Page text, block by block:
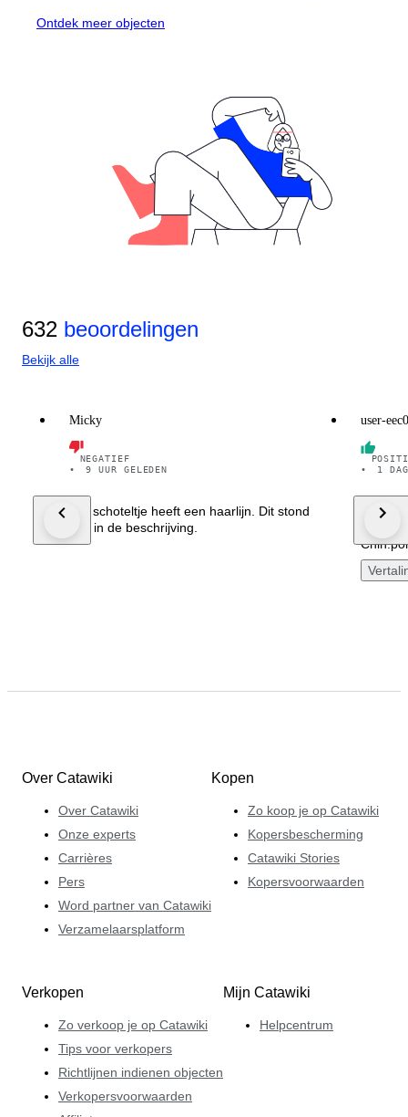
Ontdek meer objecten
632 beoordelingen
Bekijk alle
Micky
NEGATIEF
•
9 UUR GELEDEN
Het schoteltje heeft een haarlijn. Dit stond
niet in de beschrijving.
user-
•
1
Heel
Over Catawiki
Over Catawiki
Onze experts
Carrières
Pers
Word partner van Catawiki
Verzamelaarsplatform
Kopen
Zo koop je op Catawiki
Kopersbescherming
Catawiki Stories
Kopersvoorwaarden
Verkopen
Zo verkoop je op Catawiki
Tips voor verkopers
Richtlijnen indienen objecten
Verkopersvoorwaarden
Mijn Catawiki
Helpcentrum